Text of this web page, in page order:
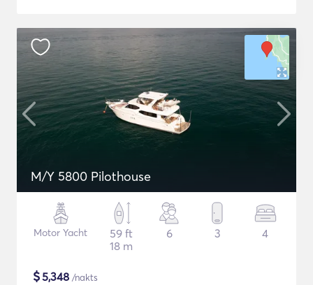
M/Y 5800 Pilothouse
Motor Yacht
59 ft
18 m
6 3 4
$5,348 /nakts